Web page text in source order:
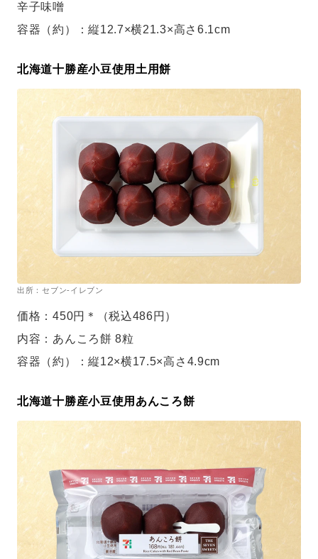
辛子味噌
容器（約）：縦12.7×横21.3×高さ6.1cm
北海道十勝産小豆使用土用餅
出所：セブン-イレブン
価格：450円＊（税込486円）
内容：あんころ餅 8粒
容器（約）：縦12×横17.5×高さ4.9cm
北海道十勝産小豆使用あんころ餅